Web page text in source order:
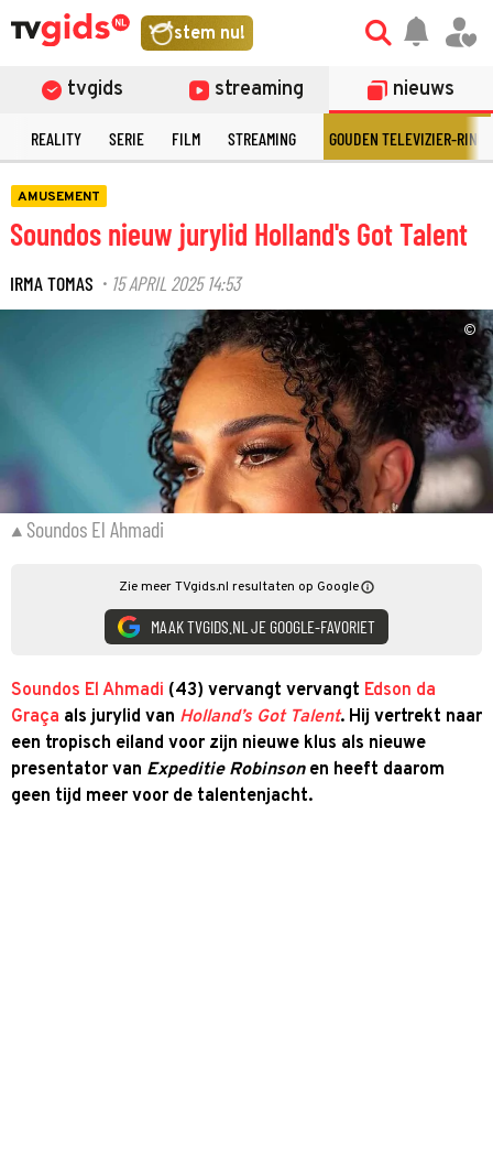
stem nu!
tvgids streaming nieuws
REALITY SERIE FILM STREAMING GOUDEN TELEVIZIER-RING
AMUSEMENT
Soundos nieuw jurylid Holland's Got Talent
IRMA TOMAS · 15 APRIL 2025 14:53
©
Soundos El Ahmadi
Zie meer TVgids.nl resultaten op Google
MAAK TVGIDS.NL JE GOOGLE-FAVORIET
Soundos El Ahmadi (43) vervangt vervangt Edson da
Graça als jurylid van Holland’s Got Talent. Hij vertrekt naar
een tropisch eiland voor zijn nieuwe klus als nieuwe
presentator van Expeditie Robinsonen heeft daarom
geen tijd meer voor de talentenjacht.